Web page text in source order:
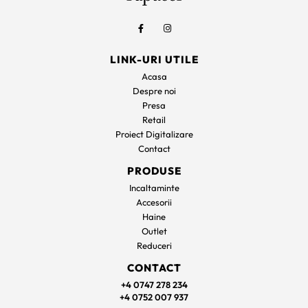
LINK-URI UTILE
Acasa
Despre noi
Presa
Retail
Proiect Digitalizare
Contact
PRODUSE
Incaltaminte
Accesorii
Haine
Outlet
Reduceri
CONTACT
+4 0747 278 234
+4 0752 007 937